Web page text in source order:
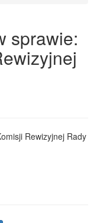
sprawie:
Rewizyjnej Rady